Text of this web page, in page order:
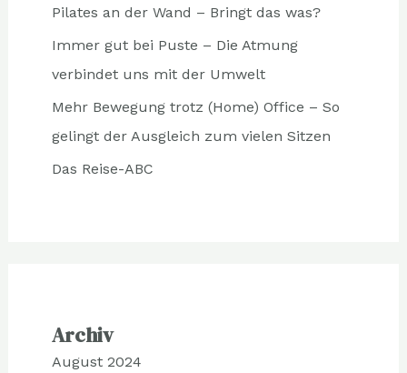
Pilates an der Wand – Bringt das was?
Immer gut bei Puste – Die Atmung
verbindet uns mit der Umwelt
Mehr Bewegung trotz (Home) Office – So
gelingt der Ausgleich zum vielen Sitzen
Das Reise-ABC
Archiv
August 2024